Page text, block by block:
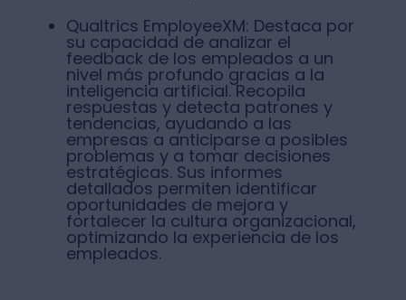
Qualtrics EmployeeXM: Destaca por
su capacidad de analizar el
feedback de los empleados a un
nivel más profundo gracias a la
inteligencia artificial. Recopila
respuestas y detecta patrones y
tendencias, ayudando a las
empresas a anticiparse a posibles
problemas y a tomar decisiones
estratégicas. Sus informes
detallados permiten identificar
oportunidades de mejora y
fortalecer la cultura organizacional,
optimizando la experiencia de los
empleados.